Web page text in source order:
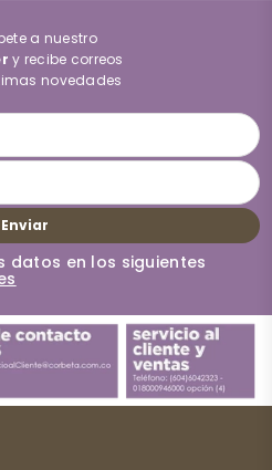
a nuestro
y recibe correos
novedades
Enviar
datos en los siguientes